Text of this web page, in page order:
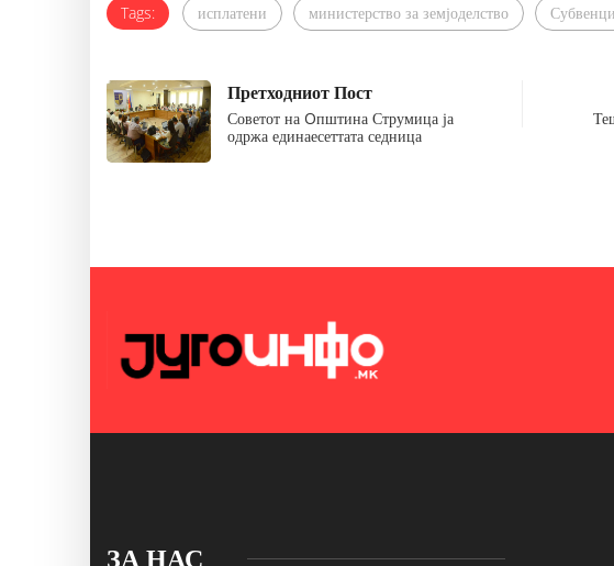
Tags: исплатени министерство за земјоделство
Претходниот Пост
Советот на Oпштина Струмица ја
одржа единаесеттата седница
ЗА НАС